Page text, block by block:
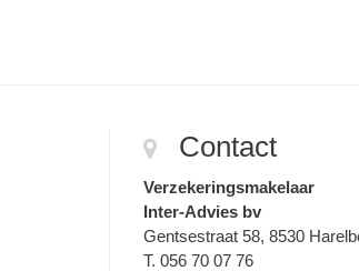
Contact
Verzekeringsmakelaar
Inter-Advies bv
Gentsestraat 58, 8530
T. 056 70 07 76